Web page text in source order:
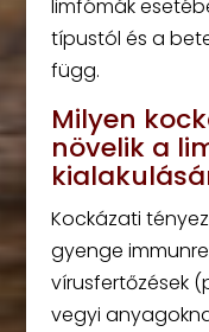
limfómák
típustól és a
függ.
Milyen
növelik a
Kockázati
gyenge
vírusfertőzések
vegyi